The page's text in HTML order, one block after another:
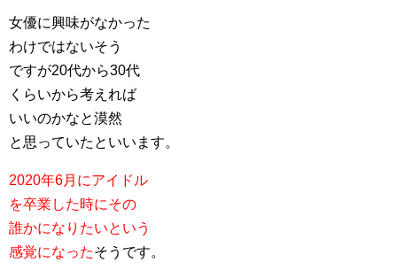
女優に興味がなかった
わけではないそう
ですが20代から30代
くらいから考えれば
いいのかなと漠然
と思っていたといいます。
2020年6月にアイドル
を卒業した時にその
誰かになりたいという
感覚になったそうです。